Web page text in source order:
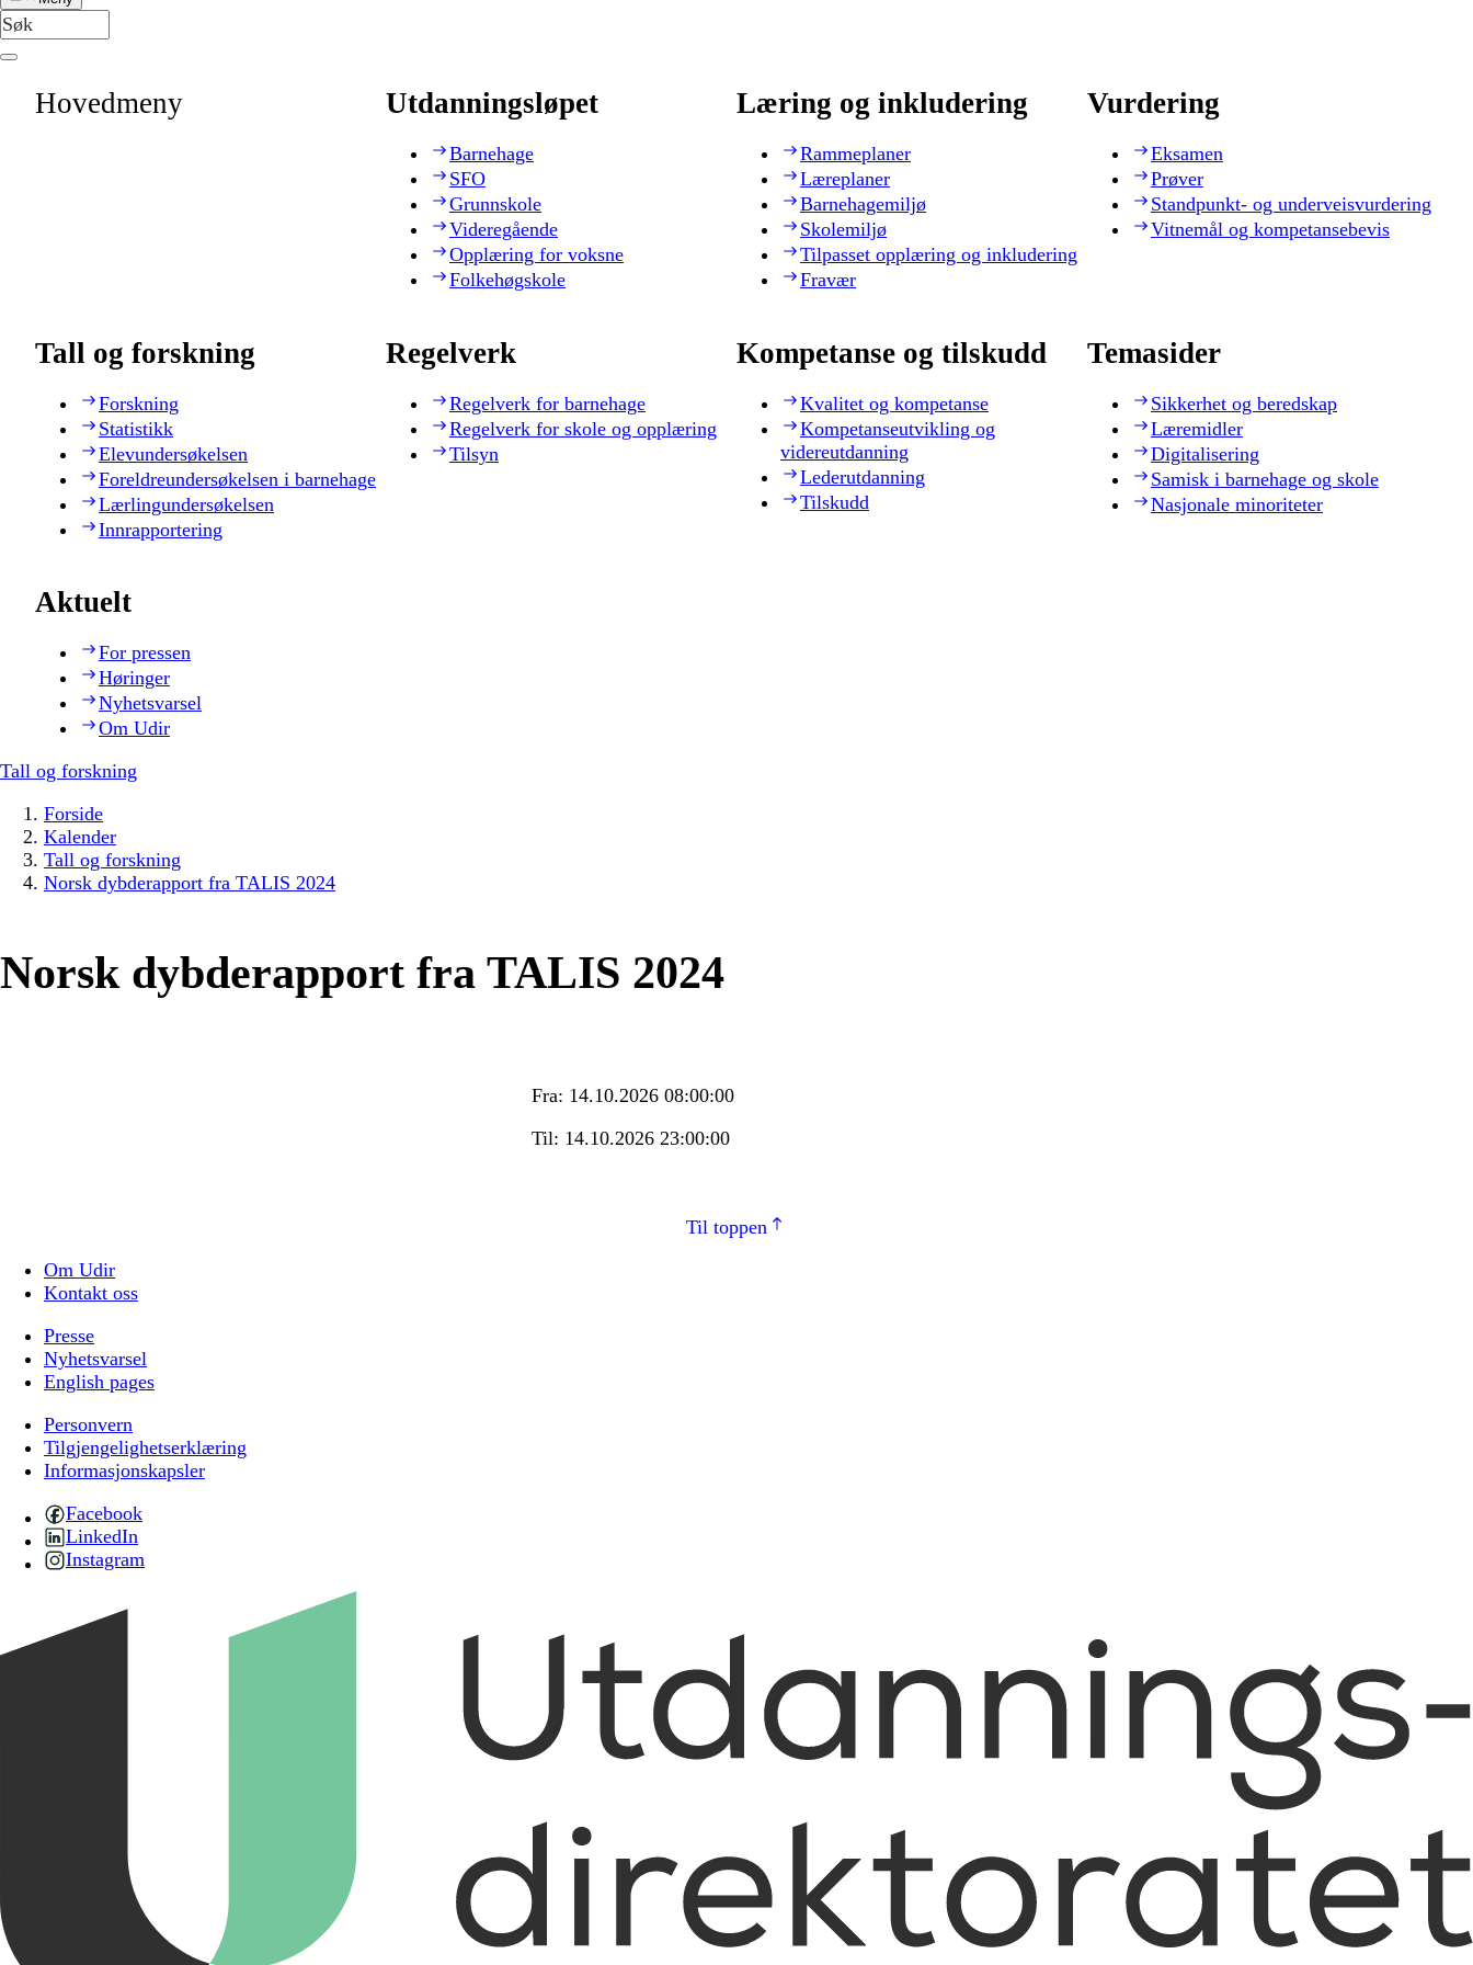
Hovedmeny Utdanningsløpet
Barnehage
SFO
Grunnskole
Videregående
Opplæring for voksne
Folkehøgskole
Læring og inkludering
Rammeplaner
Læreplaner
Barnehagemiljø
Skolemiljø
Tilpasset opplæring og inkludering
Fravær
Vurdering
Eksamen
Prøver
Standpunkt- og underveisvurdering
Vitnemål og kompetansebevis
Tall og forskning
Forskning
Statistikk
Elevundersøkelsen
Foreldreundersøkelsen i barnehage
Lærlingundersøkelsen
Innrapportering
Regelverk
Regelverk for barnehage
Regelverk for skole og opplæring
Tilsyn
Kompetanse og tilskudd
Kvalitet og kompetanse
Kompetanseutvikling og
videreutdanning
Lederutdanning
Tilskudd
Temasider
Sikkerhet og beredskap
Læremidler
Digitalisering
Samisk i barnehage og skole
Nasjonale minoriteter
Aktuelt
For pressen
Høringer
Nyhetsvarsel
Om Udir
Tall og forskning
Forside
Kalender
Tall og forskning
Norsk dybderapport fra TALIS 2024
Norsk dybderapport fra TALIS 2024
Fra: 14.10.2026 08:00:00
Til: 14.10.2026 23:00:00
Til toppen
Om Udir
Kontakt oss
Presse
Nyhetsvarsel
English pages
Personvern
Tilgjengelighetserklæring
Informasjonskapsler
Facebook
LinkedIn
Instagram